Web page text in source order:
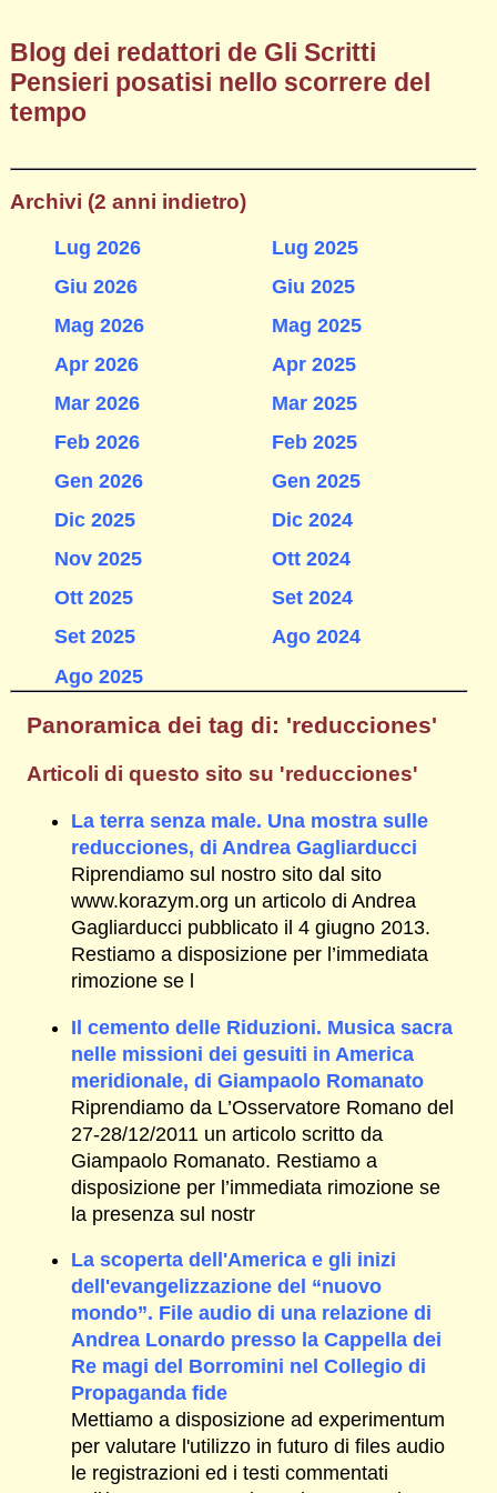
Blog dei redattori de Gli Scritti
Pensieri posatisi nello scorrere del
tempo
Archivi (2 anni indietro)
Lug 2026
Giu 2026
Mag 2026
Apr 2026
Mar 2026
Feb 2026
Gen 2026
Dic 2025
Nov 2025
Ott 2025
Set 2025
Ago 2025
Lug 2025
Giu 2025
Mag 2025
Apr 2025
Mar 2025
Feb 2025
Gen 2025
Dic 2024
Ott 2024
Set 2024
Ago 2024
Panoramica dei tag di: 'reducciones'
Articoli di questo sito su 'reducciones'
La terra senza male. Una mostra sulle
reducciones, di Andrea Gagliarducci
Riprendiamo sul nostro sito dal sito
www.korazym.org un articolo di Andrea
Gagliarducci pubblicato il 4 giugno 2013.
Restiamo a disposizione per l’immediata
rimozione se l
Il cemento delle Riduzioni. Musica sacra
nelle missioni dei gesuiti in America
meridionale, di Giampaolo Romanato
Riprendiamo da L’Osservatore Romano del
27-28/12/2011 un articolo scritto da
Giampaolo Romanato. Restiamo a
disposizione per l’immediata rimozione se
la presenza sul nostr
La scoperta dell'America e gli inizi
dell'evangelizzazione del “nuovo
mondo”. File audio di una relazione di
Andrea Lonardo presso la Cappella dei
Re magi del Borromini nel Collegio di
Propaganda fide
Mettiamo a disposizione ad experimentum
per valutare l'utilizzo in futuro di files audio
le registrazioni ed i testi commentati